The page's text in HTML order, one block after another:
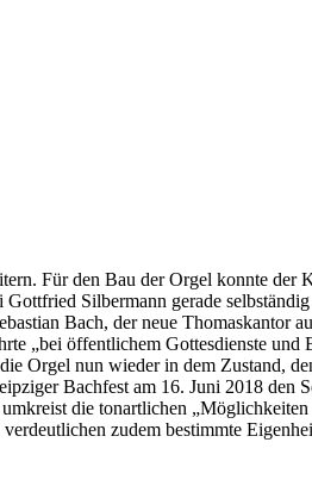
Für den Bau der Orgel konnte der
Silbermann gerade
Bach, der neue Thomaskantor
„bei öffentlichem Gottesdienste und
Orgel nun wieder in dem Zustand,
Bachfest am 16. Juni 2018 den
die tonartlichen
zudem bestimmte